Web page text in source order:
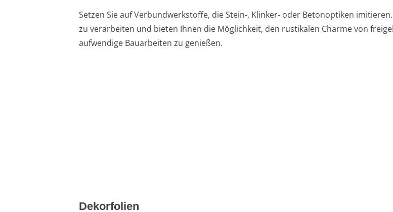
Setzen Sie auf Verbundwerkstoffe, die Stein-, Klinker- oder Betonoptiken
zu verarbeiten und bieten Ihnen die Möglichkeit, den rustikalen Charme von
aufwendige Bauarbeiten zu genießen.
Dekorfolien